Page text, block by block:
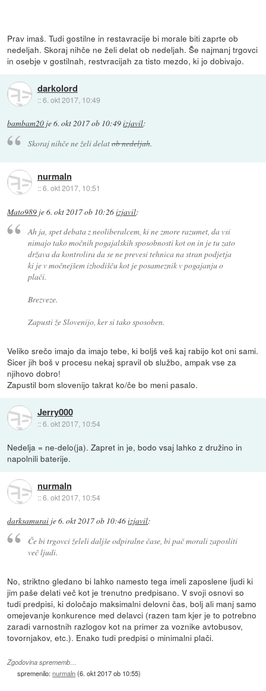
Prav imaš. Tudi gostilne in restavracije bi morale biti zaprte ob
nedeljah. Skoraj nihče ne želi delat ob nedeljah. Še najmanj trgovci
in osebje v gostilnah, restvracijah za tisto mezdo, ki jo dobivajo.
darkolord
::6. okt 2017, 10:49
bambam20 je6. okt 2017 ob 10:49izjavil:
Skoraj nihče ne želi delatob nedeljah.
nurmaln
::6. okt 2017, 10:51
Mato989 je6. okt 2017 ob 10:26izjavil:
Ah ja, spet debata z neoliberalcem, ki ne zmore razumet, da vsi
nimajo tako močnih pogajalskih sposobnosti kot on in je tu zato
država da kontrolira da se ne prevesi tehnica na stran podjetja
ki je v močnejšem izhodišču kot je posameznik v pogajanju o
plači.
Brezveze.
Zapusti že Slovenijo, ker si tako sposoben.
Veliko srečo imajo da imajo tebe, ki boljš veš kaj rabijo kot oni sami.
Sicer jih boš v procesu nekaj spravil ob službo, ampak vse za
njihovo dobro!
Zapustil bom slovenijo takrat ko/če bo meni pasalo.
Jerry000
::6. okt 2017, 10:54
Nedelja = ne-delo(ja). Zapret in je, bodo vsaj lahko z družino in
napolnili baterije.
nurmaln
::6. okt 2017, 10:54
darksamurai je6. okt 2017 ob 10:46izjavil:
Če bi trgovci želeli daljše odpiralne čase, bi pač morali zaposliti
več ljudi.
No, striktno gledano bi lahko namesto tega imeli zaposlene ljudi ki
jim paše delati več kot je trenutno predpisano. V svoji osnovi so
tudi predpisi, ki določajo maksimalni delovni čas, bolj ali manj samo
omejevanje konkurence med delavci (razen tam kjer je to potrebno
zaradi varnostnih razlogov kot na primer za voznike avtobusov,
tovornjakov, etc.). Enako tudi predpisi o minimalni plači.
Zgodovina sprememb…
spremenilo:nurmaln(6. okt 2017 ob 10:55)